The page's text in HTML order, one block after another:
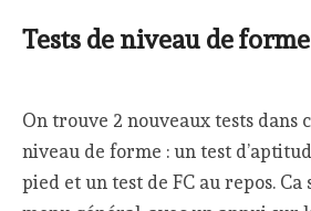
Tests de niveau de forme
On trouve 2 nouveaux tests dans
niveau de forme : un test
pied et un test de FC au repos. Ca